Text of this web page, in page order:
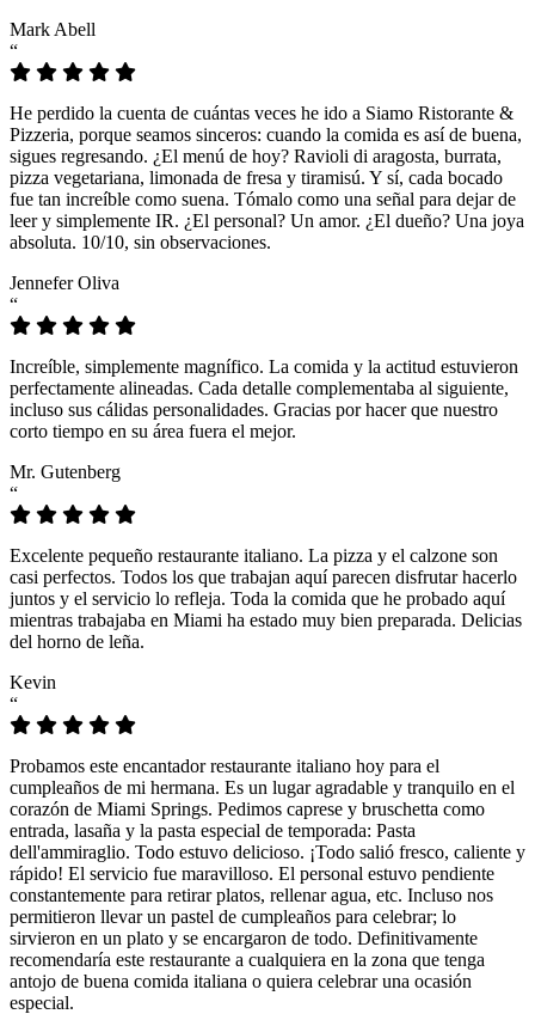
Mark Abell
“
He perdido la cuenta de cuántas veces he ido a Siamo Ristorante &
Pizzeria, porque seamos sinceros: cuando la comida es así de buena,
sigues regresando. ¿El menú de hoy? Ravioli di aragosta, burrata,
pizza vegetariana, limonada de fresa y tiramisú. Y sí, cada bocado
fue tan increíble como suena. Tómalo como una señal para dejar de
leer y simplemente IR. ¿El personal? Un amor. ¿El dueño? Una joya
absoluta. 10/10, sin observaciones.
Jennefer Oliva
“
Increíble, simplemente magnífico. La comida y la actitud estuvieron
perfectamente alineadas. Cada detalle complementaba al siguiente,
incluso sus cálidas personalidades. Gracias por hacer que nuestro
corto tiempo en su área fuera el mejor.
Mr. Gutenberg
“
Excelente pequeño restaurante italiano. La pizza y el calzone son
casi perfectos. Todos los que trabajan aquí parecen disfrutar hacerlo
juntos y el servicio lo refleja. Toda la comida que he probado aquí
mientras trabajaba en Miami ha estado muy bien preparada. Delicias
del horno de leña.
Kevin
“
Probamos este encantador restaurante italiano hoy para el
cumpleaños de mi hermana. Es un lugar agradable y tranquilo en el
corazón de Miami Springs. Pedimos caprese y bruschetta como
entrada, lasaña y la pasta especial de temporada: Pasta
dell'ammiraglio. Todo estuvo delicioso. ¡Todo salió fresco, caliente y
rápido! El servicio fue maravilloso. El personal estuvo pendiente
constantemente para retirar platos, rellenar agua, etc. Incluso nos
permitieron llevar un pastel de cumpleaños para celebrar; lo
sirvieron en un plato y se encargaron de todo. Definitivamente
recomendaría este restaurante a cualquiera en la zona que tenga
antojo de buena comida italiana o quiera celebrar una ocasión
especial.